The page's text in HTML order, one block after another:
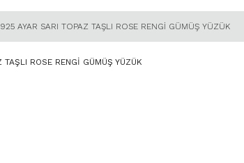
925 AYAR SARI TOPAZ TAŞLI ROSE RENGİ GÜMÜŞ YÜZÜK